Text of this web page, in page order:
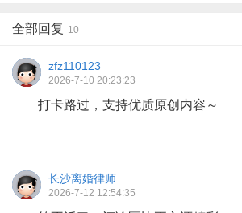
全部回复 10
zfz110123
2026-7-10 20:23:23
打卡路过，支持优质原创内容～
长沙离婚律师
2026-7-12 12:54:35